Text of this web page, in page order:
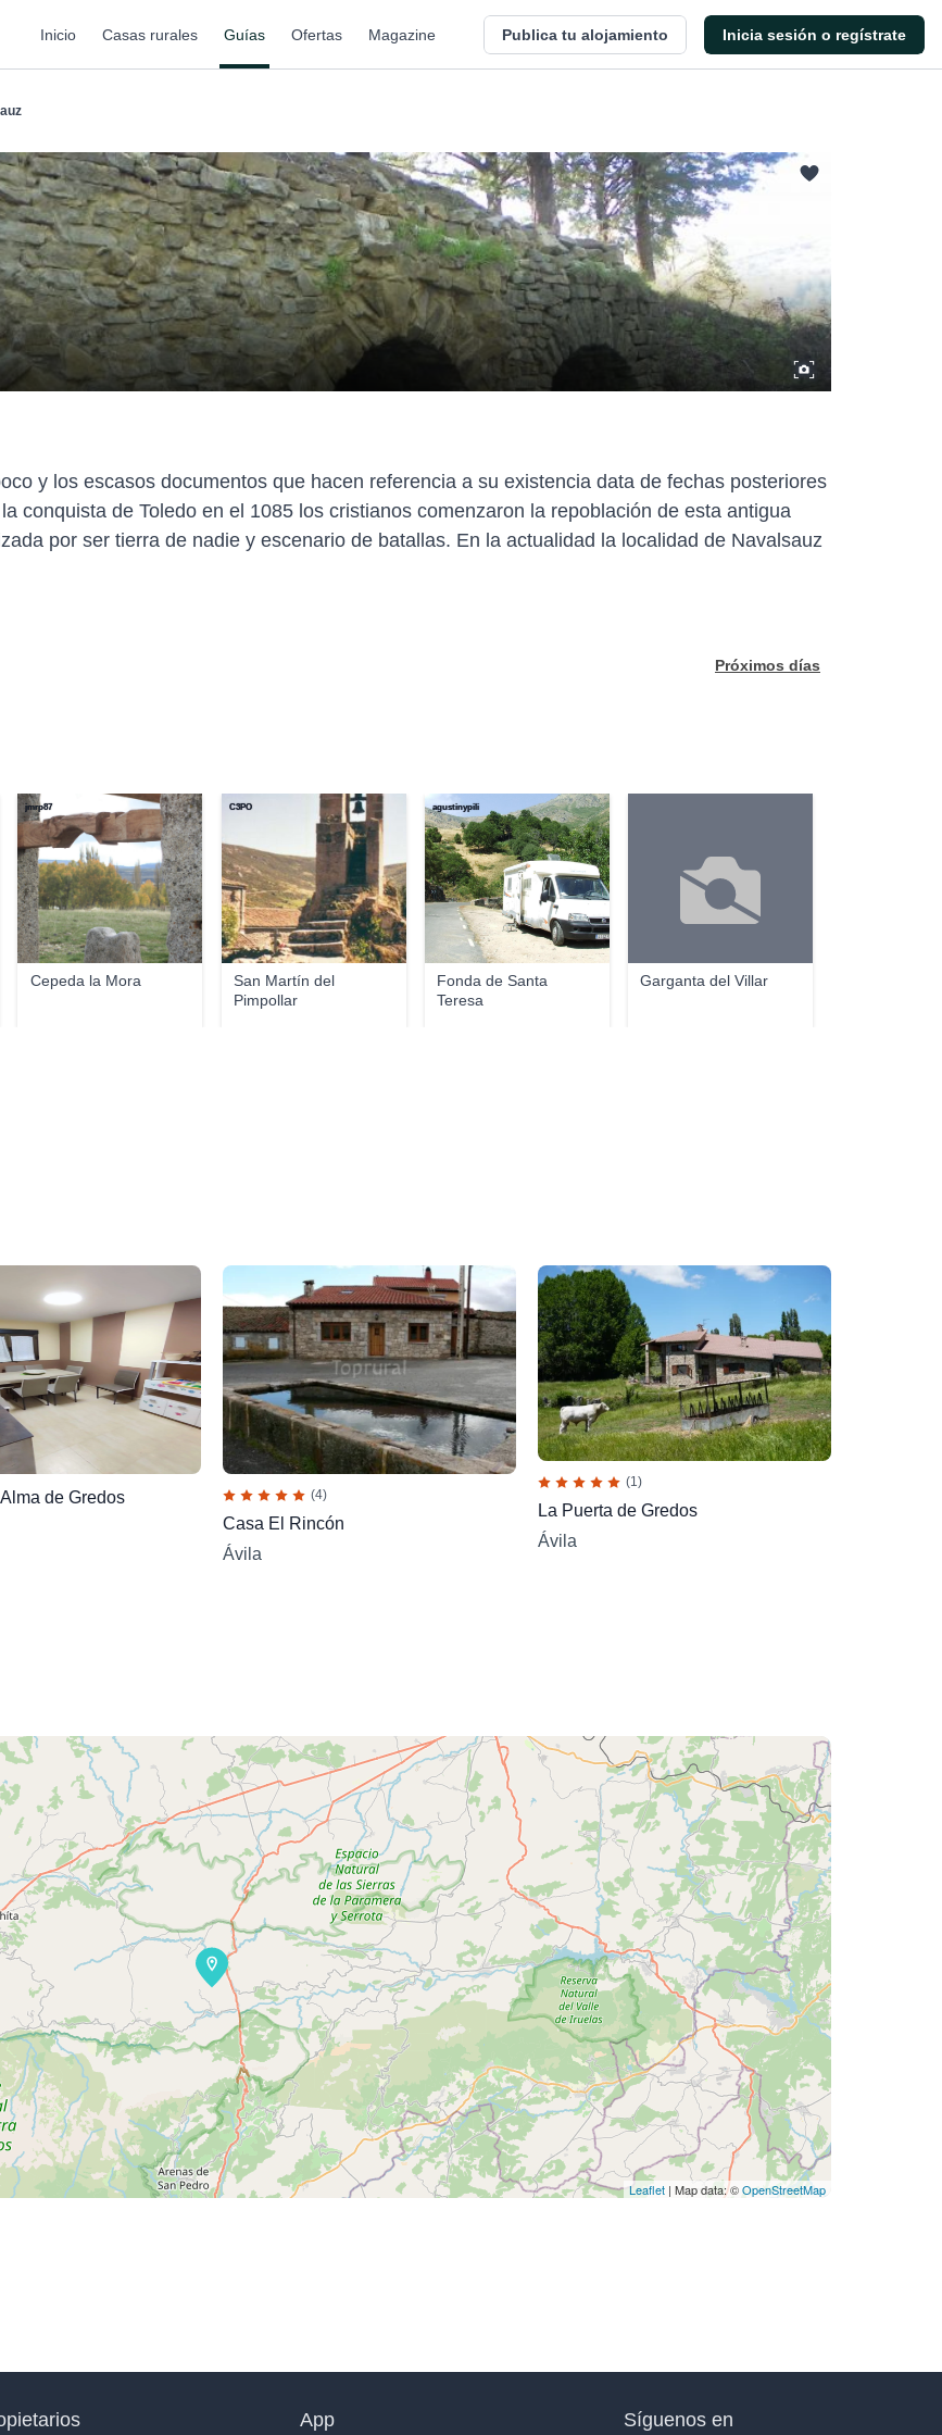
Inicio Casas rurales Guías Ofertas Magazine Publica tu alojamiento Inicia sesión o regístrate
y los escasos documentos que hacen referencia a su existencia data de fechas posteriores
conquista de Toledo en el 1085 los cristianos comenzaron la repoblación de esta antigua
por ser tierra de nadie y escenario de batallas. En la actualidad la localidad de Navalsauz
Próximos días
Cepeda la Mora
jmrp87
San Martín del
Pimpollar
C3PO
Fonda de Santa
Teresa
agustinypili
Garganta del Villar
de Gredos
(4)
Casa El Rincón
Ávila
(1)
La Puerta de Gredos
Ávila
Leaflet | Map data: ©OpenStreetMap
App Síguenos en